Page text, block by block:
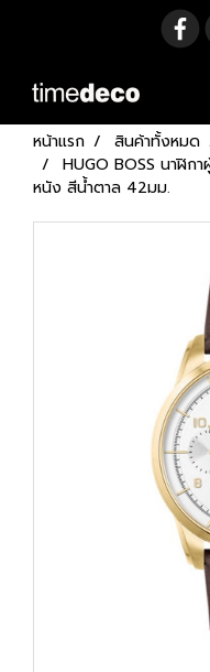
หน้าแรก สินค้าทั้งหมด
HUGO BOSS นาฬิก
หนัง สีน้ำตาล 42มม.